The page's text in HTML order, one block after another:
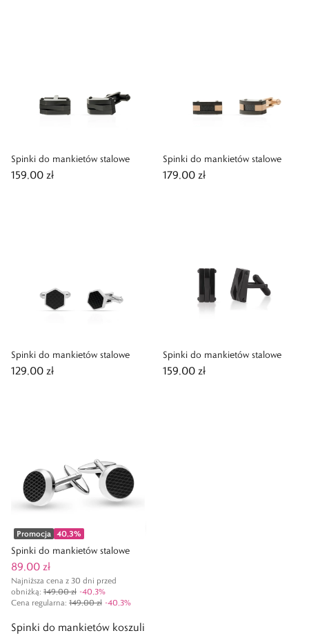
Spinki do mankietów stalowe
159,00 zł
Spinki do mankietów stalowe
179,00 zł
Spinki do mankietów stalowe
129,00 zł
Spinki do mankietów stalowe
159,00 zł
Promocja 40,3%
Spinki do mankietów stalowe
89,00 zł
Najniższa cena z 30 dni przed
obniżką: 149,00 zł -40,3%
Cena regularna: 149,00 zł -40,3%
Spinki do mankietów koszuli